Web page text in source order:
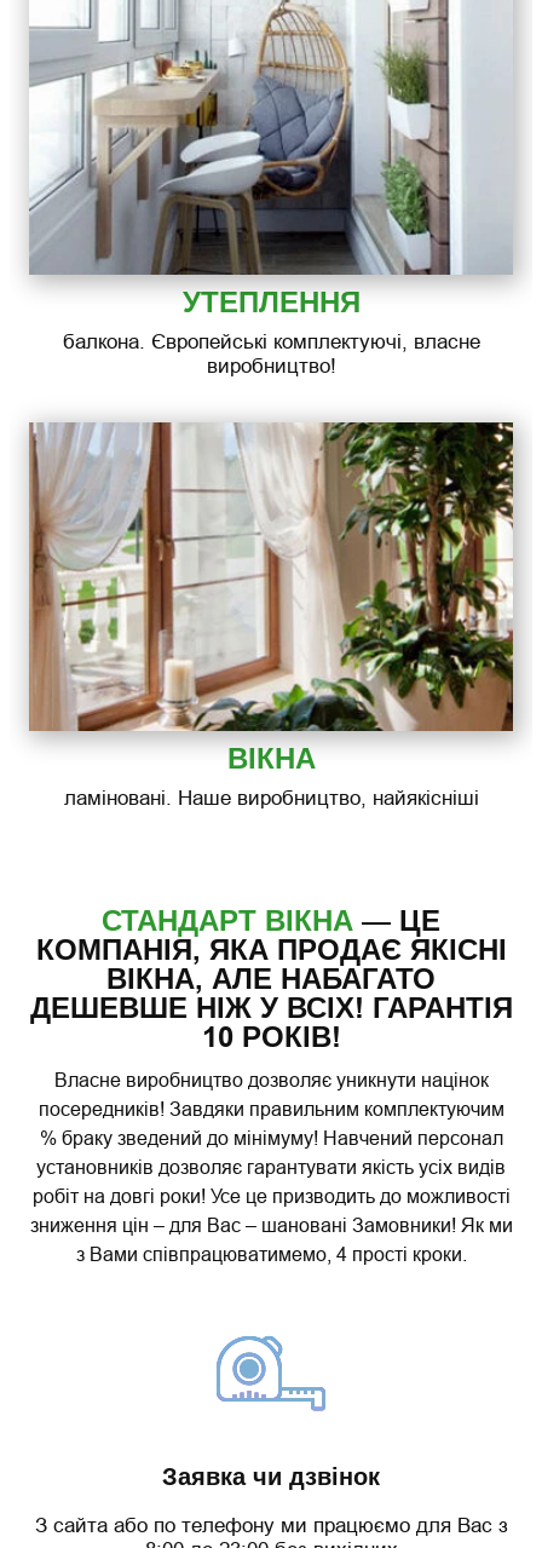
УТЕПЛЕННЯ
балкона. Європейські комплектуючі, власне
виробництво!
ВІКНА
ламіновані. Наше виробництво, найякісніші
СТАНДАРТ ВІКНА — ЦЕ
КОМПАНІЯ, ЯКА ПРОДАЄ ЯКІСНІ
ВІКНА, АЛЕ НАБАГАТО
ДЕШЕВШЕ НІЖ У ВСІХ! ГАРАНТІЯ
10 РОКІВ!
Власне виробництво дозволяє уникнути націнок
посередників! Завдяки правильним комплектуючим
% браку зведений до мінімуму! Навчений персонал
установників дозволяє гарантувати якість усіх видів
робіт на довгі роки! Усе це призводить до можливості
зниження цін – для Вас – шановані Замовники! Як ми
з Вами співпрацюватимемо, 4 прості кроки.
Заявка чи дзвінок
З сайта або по телефону ми працюємо для Вас з